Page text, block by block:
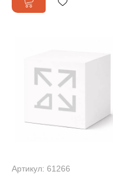
Артикул: 61266